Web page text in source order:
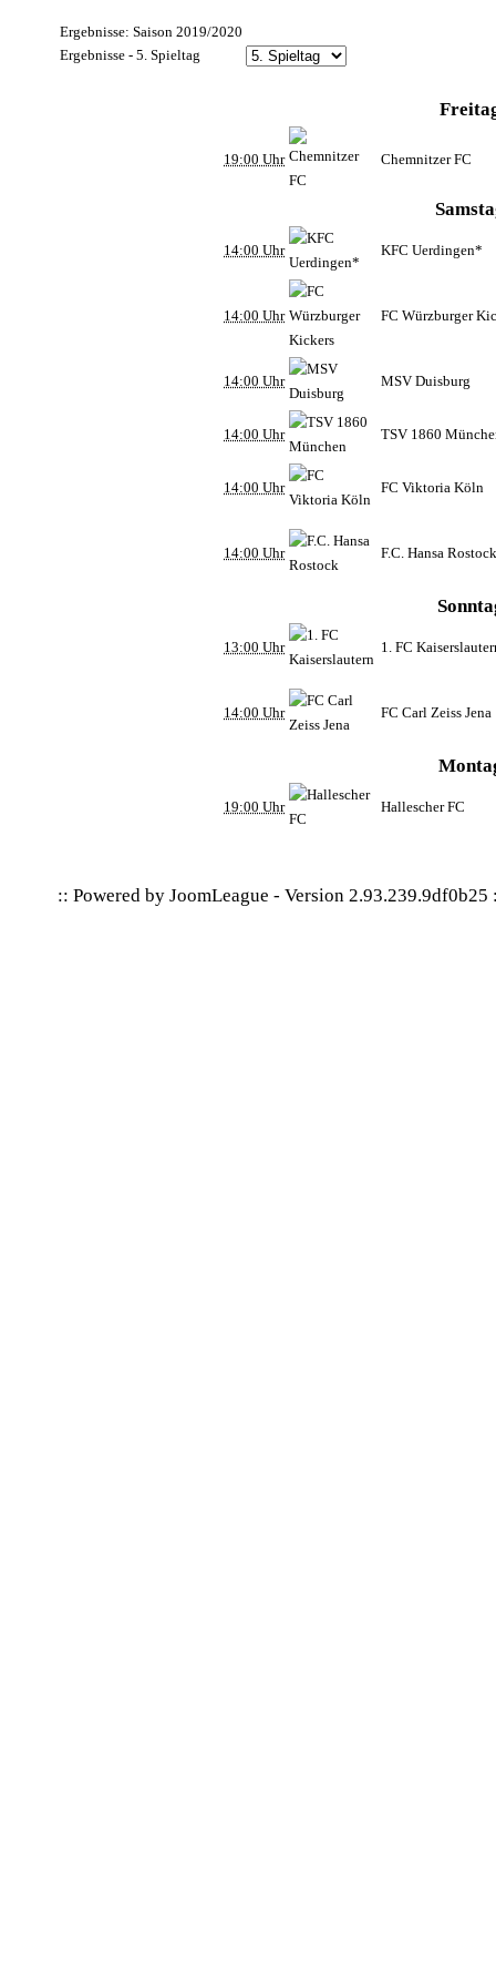
Ergebnisse: Saison 2019/2020
Ergebnisse - 5. Spieltag
19:00 Uhr Chemnitzer FC
14:00 Uhr KFC Uerdingen*
14:00 Uhr FC Würzburger
14:00 Uhr MSV Duisburg
14:00 Uhr TSV 1860
14:00 Uhr FC Viktoria Köln
14:00 Uhr F.C. Hansa
13:00 Uhr 1. FC
14:00 Uhr FC Carl Zeiss Jena
19:00 Uhr Hallescher FC
:: Powered by JoomLeague - Version 2.93.239.9df0b25